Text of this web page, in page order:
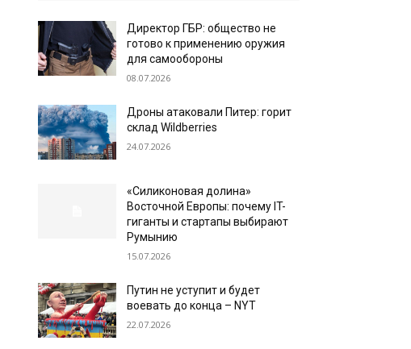
Директор ГБР: общество не
готово к применению оружия
для самообороны
08.07.2026
Дроны атаковали Питер: горит
склад Wildberries
24.07.2026
«Силиконовая долина»
Восточной Европы: почему IT-
гиганты и стартапы выбирают
Румынию
15.07.2026
Путин не уступит и будет
воевать до конца – NYT
22.07.2026